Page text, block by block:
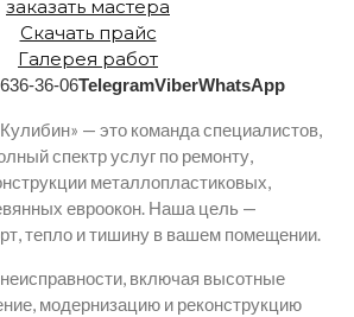
заказать мастера
Скачать прайс
Галерея работ
36-06TelegramViberWhatsApp
— это команда специалистов,
спектр услуг по ремонту,
металлопластиковых,
евроокон. Наша цель —
тепло и тишину в вашем помещении.
включая высотные
модернизацию и реконструкцию